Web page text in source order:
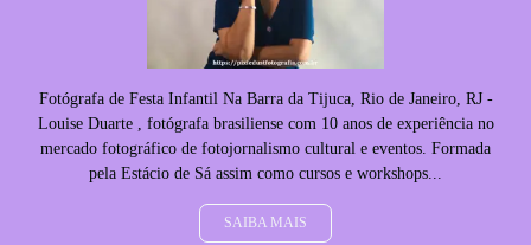
Fotógrafa de Festa Infantil Na Barra da Tijuca, Rio de Janeiro, RJ -
Louise Duarte , fotógrafa brasiliense com 10 anos de experiência no
mercado fotográfico de fotojornalismo cultural e eventos. Formada
pela Estácio de Sá assim como cursos e workshops...
SAIBA MAIS